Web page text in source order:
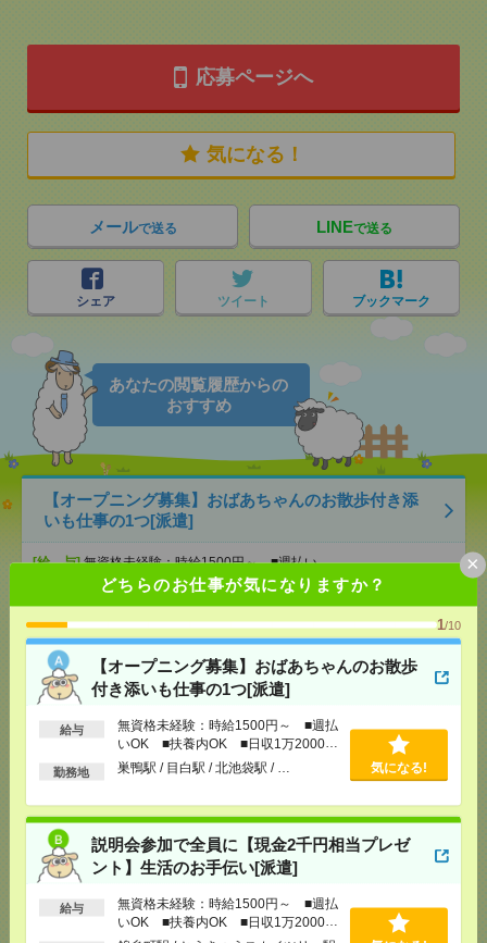
どちらのお仕事が気になりますか？
1/10
【オープニング募集】おばあちゃんのお散歩
付き添いも仕事の1つ[派遣]
給与
無資格未経験：時給1500円～ ■週払
いOK ■扶養内OK ■日収1万2000円
以上
勤務地 巣鴨駅 / 目白駅 / 北池袋駅 / … 気になる!
説明会参加で全員に【現金2千円相当プレゼ
ント】生活のお手伝い[派遣]
給与
無資格未経験：時給1500円～ ■週払
いOK ■扶養内OK ■日収1万2000円
以上
×
応募ページへ
気になる！
メールで送る LINEで送る
シェア ツイート ブックマーク
あなたの閲覧履歴からの
おすすめ
【オープニング募集】おばあちゃんのお散歩付き添
いも仕事の1つ[派遣]
[給 与]無資格未経験：時給1500円～ ■週払い
OK ■扶養内OK ■日収1万2000円以上
[交通費]交通費全額支給
[勤務地]巣鴨駅/目白駅/北池袋駅/…
気になる！
説明会参加で全員に【現金2千円相当プレゼント】生
活のお手伝い[派遣]
無資格未経験：時給1500円～ ■週払い
OK ■扶養内OK ■日収1万2000円以上
[交通費] 交通費全額支給
[勤務地]錦糸町駅/とうきょうスカイツリー駅/京
成曳舟駅/…
1870円＊無理なく時短で働こう！財団法人の事務局
で事務サポート[派遣]